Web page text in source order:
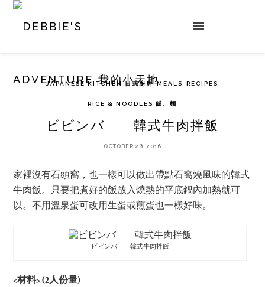
JAPANESE KITCHEN 日式廚房 MEALS RECIPES
RICE & NOODLES 飯、麵
ビビンバ 韓式牛肉拌飯
OCTOBER 28, 2016
家裡沒有石頭窩，也一樣可以做出帶點石窩燒風味的韓式
牛肉飯。只要把煮好的飯放入燒熱的平底鍋內加熱就可
以。不用溫泉蛋可改用生蛋或煎蛋也一樣好味。
ビビンバ 韓式牛肉拌飯
<材料> (2人份量)